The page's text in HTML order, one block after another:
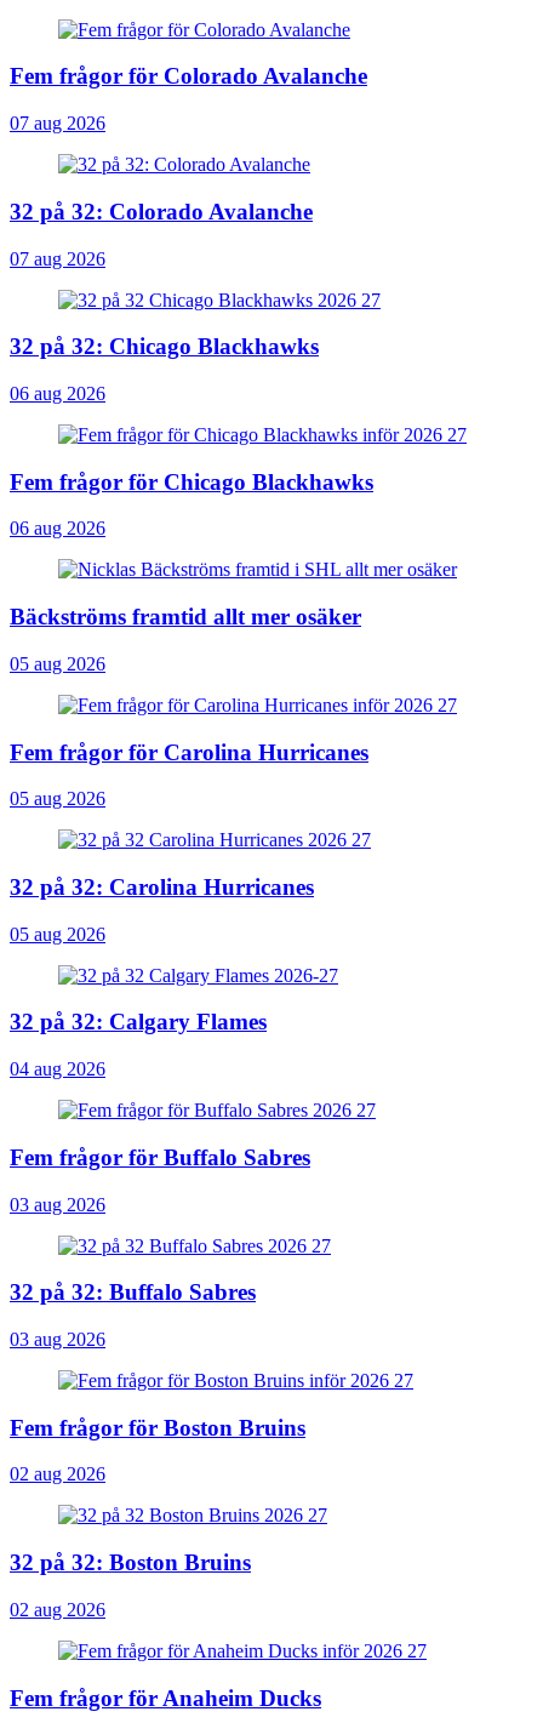
Fem frågor för Colorado Avalanche
07 aug 2026
32 på 32: Colorado Avalanche
07 aug 2026
32 på 32: Chicago Blackhawks
06 aug 2026
Fem frågor för Chicago Blackhawks
06 aug 2026
Bäckströms framtid allt mer osäker
05 aug 2026
Fem frågor för Carolina Hurricanes
05 aug 2026
32 på 32: Carolina Hurricanes
05 aug 2026
32 på 32: Calgary Flames
04 aug 2026
Fem frågor för Buffalo Sabres
03 aug 2026
32 på 32: Buffalo Sabres
03 aug 2026
Fem frågor för Boston Bruins
02 aug 2026
32 på 32: Boston Bruins
02 aug 2026
Fem frågor för Anaheim Ducks